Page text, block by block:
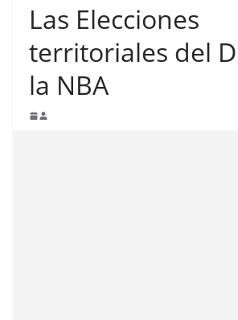
Las Elecciones
territoriales del
la NBA